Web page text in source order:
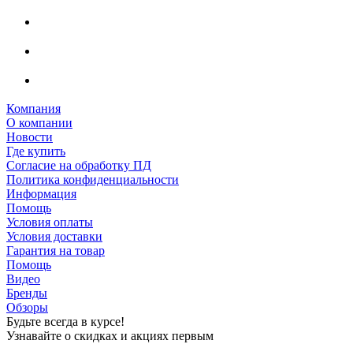
Компания
О компании
Новости
Где купить
Согласие на обработку ПД
Политика конфиденциальности
Информация
Помощь
Условия оплаты
Условия доставки
Гарантия на товар
Помощь
Видео
Бренды
Обзоры
Будьте всегда в курсе!
Узнавайте о скидках и акциях первым